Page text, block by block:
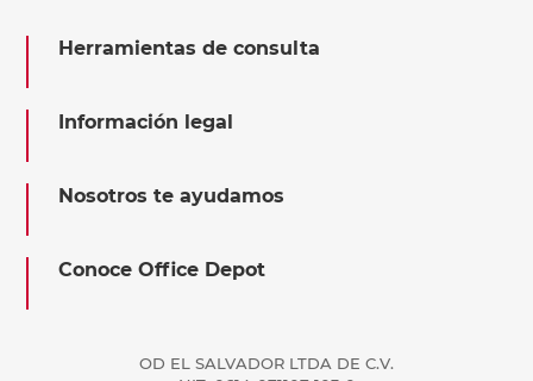
Herramientas de consulta
Información legal
Nosotros te ayudamos
Conoce Office Depot
OD EL SALVADOR LTDA DE C.V.